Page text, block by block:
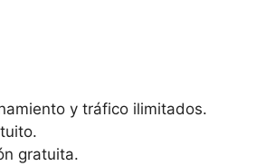
y tráfico ilimitados.
gratuita.